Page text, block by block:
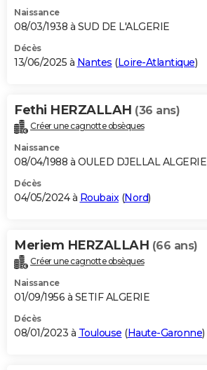
Dictionnaire
Biographies
Citations
Expressions
Proverbes
PROGRAMME TV
S'inscrire
Se connecter
Lycées
Collèges
Primaires
Universités
Entreprises
Service militaire
Avis de recherche
AVIS DE DÉCÈS
Bricolage
Lifestyle
Culture
Sport
Auto
Television
Voyage
Cinema
Naissance
08/03/1938 à SUD DE L'ALGERIE
Décès
13/06/2025 à Nantes (Loire-Atlantique)
Fethi HERZALLAH (36 ans)
Créer une cagnotte obsèques
Naissance
08/04/1988 à OULED DJELLAL ALGERIE
Décès
04/05/2024 à Roubaix(Nord)
Meriem HERZALLAH (66 ans)
Créer une cagnotte obsèques
Naissance
01/09/1956 à SETIF ALGERIE
Décès
08/01/2023 à Toulouse (Haute-Garonne)